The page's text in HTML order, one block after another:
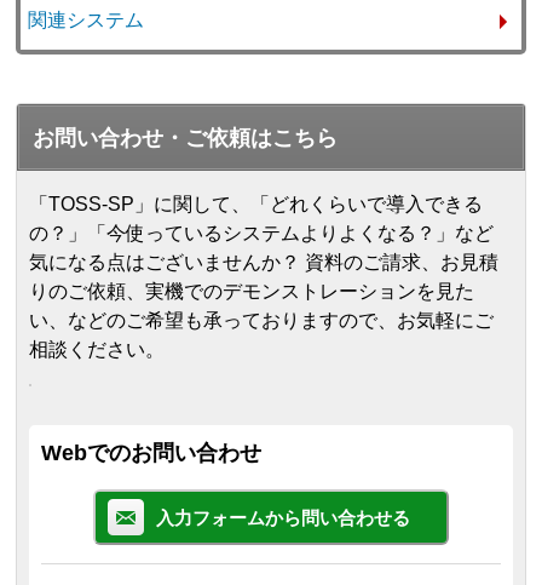
関連システム
お問い合わせ・ご依頼はこちら
「TOSS-SP」に関して、「どれくらいで導入できる
の？」「今使っているシステムよりよくなる？」など
気になる点はございませんか？ 資料のご請求、お見積
りのご依頼、実機でのデモンストレーションを見た
い、などのご希望も承っておりますので、お気軽にご
相談ください。
Webでのお問い合わせ
入力フォームから問い合わせる